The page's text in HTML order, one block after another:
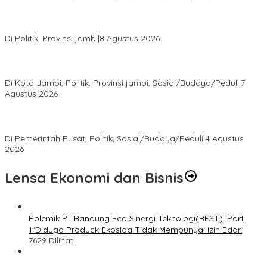
Di Politik, Provinsi jambi|8 Agustus 2026
Di Kota Jambi, Politik, Provinsi jambi, Sosial/Budaya/Peduli|7
Agustus 2026
Di Pemerintah Pusat, Politik, Sosial/Budaya/Peduli|4 Agustus
2026
Lensa Ekonomi dan Bisnis
Polemik PT.Bandung Eco Sinergi Teknologi(BEST). Part
1″Diduga Produck Ekosida Tidak Mempunyai Izin Edar.
7629 Dilihat